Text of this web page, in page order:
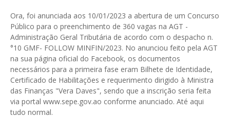
Ora, foi anunciada aos 10/01/2023 a abertura de um Concurso
Público para o preenchimento de 360 vagas na AGT -
Administração Geral Tributária de acordo com o despacho n.
°10 GMF- FOLLOW MINFIN/2023. No anunciou feito pela AGT
na sua página oficial do Facebook, os documentos
necessários para a primeira fase eram Bilhete de Identidade,
Certificado de Habilitações e requerimento dirigido à Ministra
das Finanças "Vera Daves", sendo que a inscrição seria feita
via portal www.sepe.gov.ao conforme anunciado. Até aqui
tudo normal.